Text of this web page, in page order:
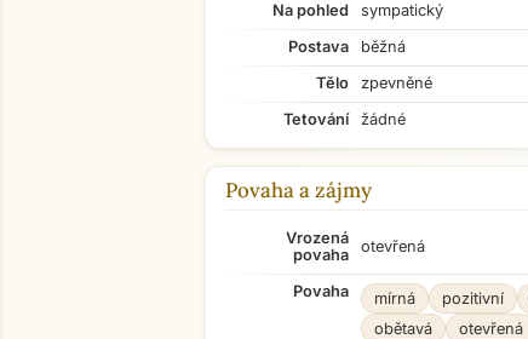
Na pohled
sympatický
Postava
běžná
Tělo
zpevněné
Tetování
žádné
Povaha a zájmy
Vrozená
povaha
otevřená
Povaha mírná pozitivní
obětavá
otevřená